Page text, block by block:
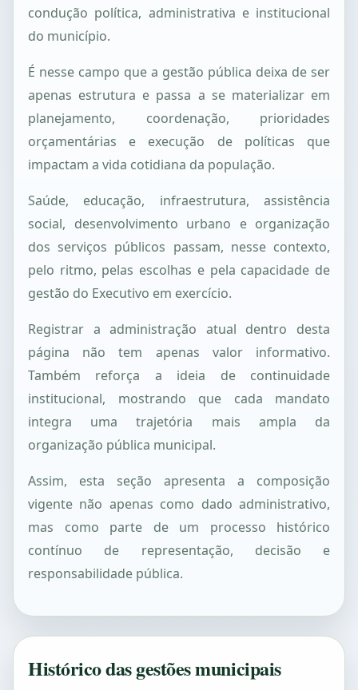
condução política, administrativa e institucional
do município.
É nesse campo que a gestão pública deixa de ser
apenas estrutura e passa a se materializar em
planejamento, coordenação, prioridades
orçamentárias e execução de políticas que
impactam a vida cotidiana da população.
Saúde, educação, infraestrutura, assistência
social, desenvolvimento urbano e organização
dos serviços públicos passam, nesse contexto,
pelo ritmo, pelas escolhas e pela capacidade de
gestão do Executivo em exercício.
Registrar a administração atual dentro desta
página não tem apenas valor informativo.
Também reforça a ideia de continuidade
institucional, mostrando que cada mandato
integra uma trajetória mais ampla da
organização pública municipal.
Assim, esta seção apresenta a composição
vigente não apenas como dado administrativo,
mas como parte de um processo histórico
contínuo de representação, decisão e
responsabilidade pública.
Histórico das gestões municipais